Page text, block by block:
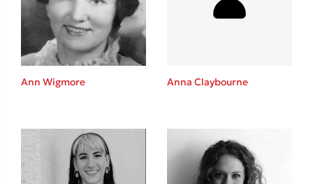
Ιωάννης Γλωσσόπουλος
Ann Wigmore Anna Claybourne